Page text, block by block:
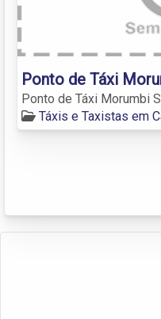
Ponto de Táxi
Ponto de Táxi Morumbi
Táxis e Taxistas em